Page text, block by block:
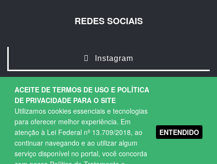
ACEITE DE TERMOS DE USO E POLÍTICA
DE PRIVACIDADE PARA O SITE
Utilizamos cookies essenciais e tecnologias
para oferecer melhor experiência. Em
atenção à Lei Federal nº 13.709/2018, ao
continuar navegando e ao utilizar algum
serviço disponível no portal, você concorda
ENTENDIDO
REDES SOCIAIS
Instagram
Copyright © 2026. Todos os direitos Reservados.
Política de Privacidade |Termos de Uso